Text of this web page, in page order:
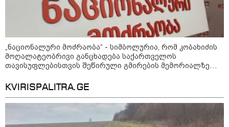
ფული ამ ზოდიაქოს ნიშნების
გამდიდრდება?
შემდეგ: მილიონერების
სტილისტის 8 ოქროს წესი და
აუცილებელი სამოსი
„ნაციონალური მოძრაობა“ - სიმბოლურია, რომ კობახიძის
მოღალატეობრივი განცხადება საქართველოს
თავისუფლებისთვის შეწირული გმირების მემორიალზე
KVIRISPALITRA.GE